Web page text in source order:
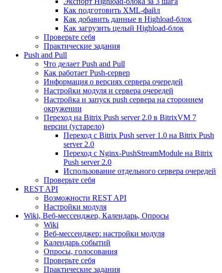
Как подготовить XML-файл
Как добавить данные в Highload-блок
Как загрузить целый Highload-блок
Проверьте себя
Практические задания
Push and Pull
Что делает Push and Pull
Как работает Push-сервер
Информация о версиях сервера очередей
Настройки модуля и сервера очередей
Настройка и запуск push сервера на стороннем
окружении
Переход на Bitrix Push server 2.0 в BitrixVM 7
версии (устарело)
Переход с Bitrix Push server 1.0 на Bitrix Push
server 2.0
Переход с Nginx-PushStreamModule на Bitrix
Push server 2.0
Использование отдельного сервера очередей
Проверьте себя
REST API
Возможности REST API
Настройки модуля
Wiki, Веб-мессенджер, Календарь, Опросы
Wiki
Веб-мессенджер: настройки модуля
Календарь событий
Опросы, голосования
Проверьте себя
Практические задания